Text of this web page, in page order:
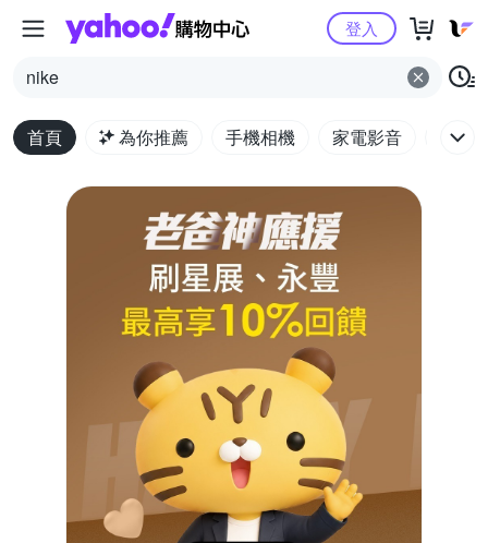
Yahoo購物中心
nike
登入
首頁 為你推薦 手機相機 家電影音 電腦